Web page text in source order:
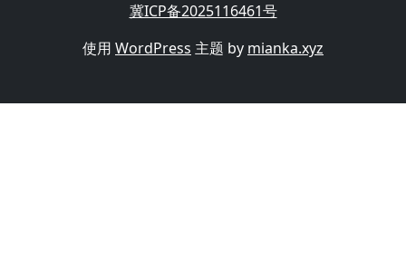
冀ICP备2025116461号
使用 WordPress 主题 by mianka.xyz